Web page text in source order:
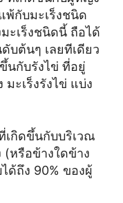
กับมะเร็งชนิด
ะเร็งชนิดนี้ ถือได้
บต้นๆ เลยทีเดียว
นกับรังไข่ ที่อยู่
ะเร็งรังไข่ แบ่ง
เกิดขึ้นกับบริเวณ
(หรือข้างใดข้าง
ด้ถึง 90% ของผู้